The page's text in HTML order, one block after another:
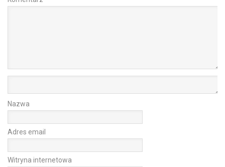
Nazwa
Adres email
Witryna internetowa